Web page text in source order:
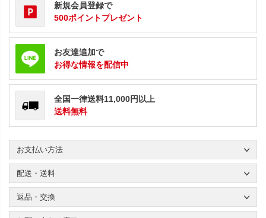
新規会員登録で
500ポイントプレゼント
お友達追加で
お得な情報を配信中
全国一律送料11,000円以上
送料無料
お支払い方法
配送・送料
返品・交換